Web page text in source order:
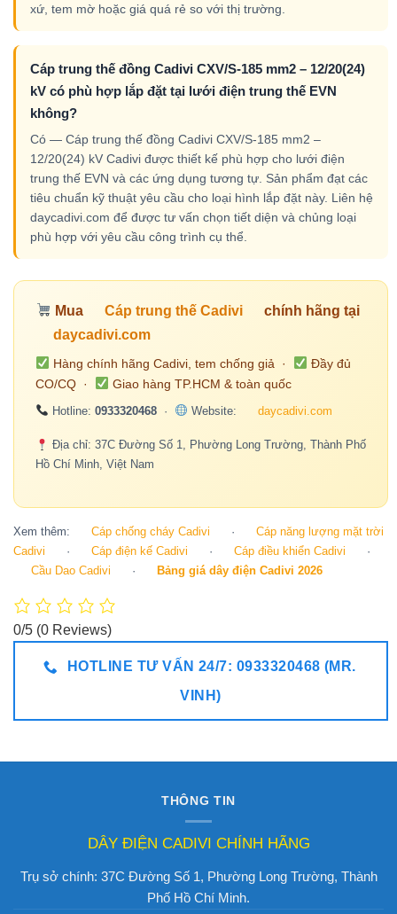
xứ, tem mờ hoặc giá quá rẻ so với thị trường.
Cáp trung thế đồng Cadivi CXV/S-185 mm2 – 12/20(24)
kV có phù hợp lắp đặt tại lưới điện trung thế EVN
không?
Có — Cáp trung thế đồng Cadivi CXV/S-185 mm2 –
12/20(24) kV Cadivi được thiết kế phù hợp cho lưới điện
trung thế EVN và các ứng dụng tương tự. Sản phẩm đạt các
tiêu chuẩn kỹ thuật yêu cầu cho loại hình lắp đặt này. Liên hệ
daycadivi.com để được tư vấn chọn tiết diện và chủng loại
phù hợp với yêu cầu công trình cụ thể.
Mua Cáp trung thế Cadivi
chính hãng tại
daycadivi.com
Hàng chính hãng Cadivi, tem chống giả ·
Đầy đủ
CO/CQ ·
Giao hàng TP.HCM & toàn quốc
Hotline: 0933320468· Website: daycadivi.com
Địa chỉ: 37C Đường Số 1, Phường Long Trường, Thành Phố
Hồ Chí Minh, Việt Nam
Xem thêm: Cáp chống cháy Cadivi ·
Cáp năng lượng mặt trời
Cadivi
· Cáp điện kế Cadivi · Cáp điều khiển Cadivi
·
Cầu Dao Cadivi
· Bảng giá dây điện Cadivi 2026
0/5 (0 Reviews)
HOTLINE TƯ VẤN 24/7: 0933320468 (MR.
VINH)
THÔNG TIN
DÂY ĐIỆN CADIVI CHÍNH HÃNG
Trụ sở chính: 37C Đường Số 1, Phường Long Trường, Thành
Phố Hồ Chí Minh.